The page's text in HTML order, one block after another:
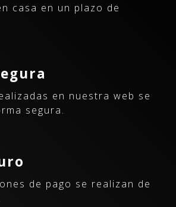
casa en un plazo de
en nuestra web se
segura.
de pago se realizan de